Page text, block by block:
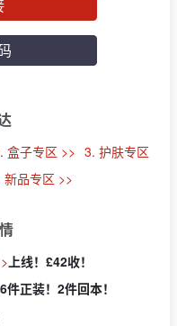
盒子专区 >> 3. 护肤专区
新品专区 >>
上线！£42收！
正装！2件回本！